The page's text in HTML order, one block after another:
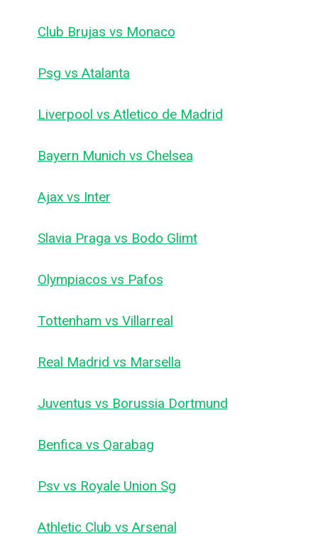
Club Brujas vs Monaco
Psg vs Atalanta
Liverpool vs Atletico de Madrid
Bayern Munich vs Chelsea
Ajax vs Inter
Slavia Praga vs Bodo Glimt
Olympiacos vs Pafos
Tottenham vs Villarreal
Real Madrid vs Marsella
Juventus vs Borussia Dortmund
Benfica vs Qarabag
Psv vs Royale Union Sg
Athletic Club vs Arsenal